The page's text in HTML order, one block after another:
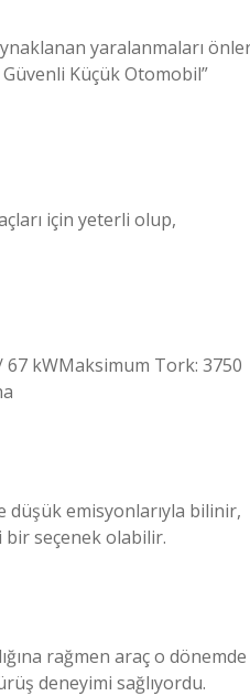
yaralanmaları
Küçük Otomobil”
için yeterli olup,
67 kWMaksimum Tork: 3750
emisyonlarıyla bilinir,
seçenek olabilir.
rağmen araç o dönemde
deneyimi sağlıyordu.